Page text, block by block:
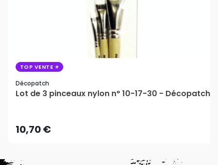
TOP VENTE
Décopatch
Lot de 3 pinceaux nylon n° 10-17-30 - Décopatch
10,70 €